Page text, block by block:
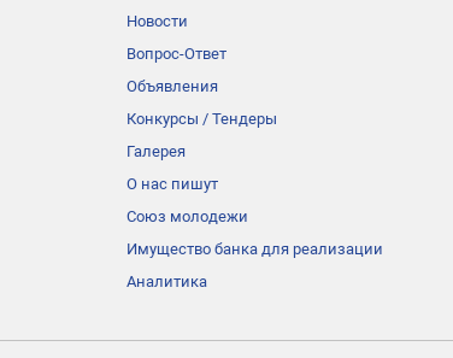
Новости
Вопрос-Ответ
Объявления
Конкурсы / Тендеры
Галерея
О нас пишут
Союз молодежи
Имущество банка для реализации
Аналитика